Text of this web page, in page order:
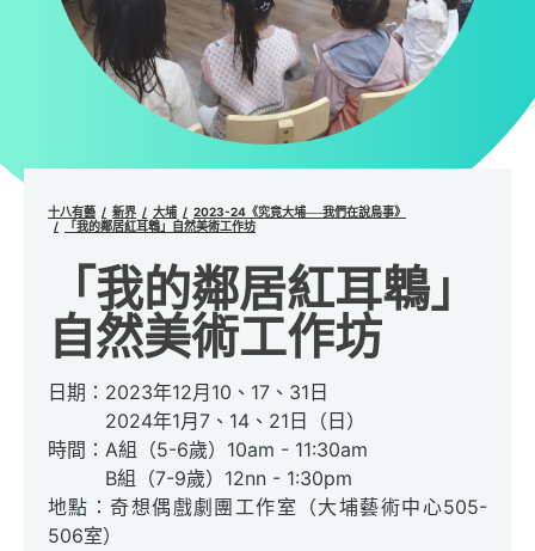
十八有藝 新界 大埔
2023-24《究竟大埔──我們在說鳥事》
「我的鄰居紅耳鵯」自然美術工作坊
「我的鄰居紅耳鵯」
自然美術工作坊
日期：2023年12月10、17、31日
2024年1月7、14、21日（日）
時間：A組（5-6歲）10am - 11:30am
B組（7-9歲）12nn - 1:30pm
地點：奇想偶戲劇團工作室（大埔藝術中心505-
506室）